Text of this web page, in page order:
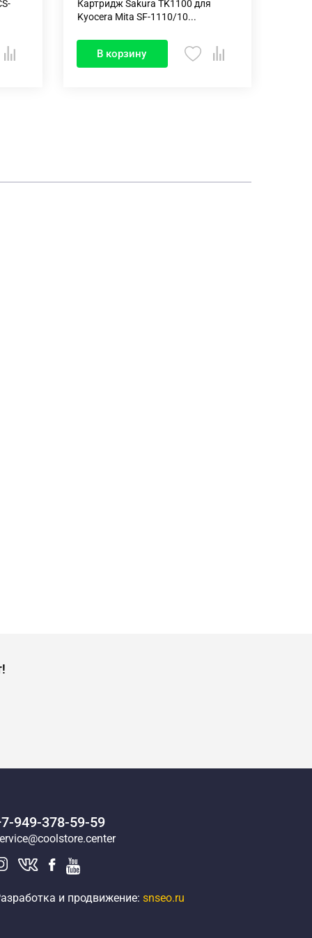
Картридж Sakura TK1100 для
Kyocera Mita SF-1110/10...
В корзину
949-378-59-59
и продвижение: snseo.ru